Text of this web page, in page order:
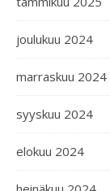
joulukuu 2024
marraskuu 2024
syyskuu 2024
elokuu 2024